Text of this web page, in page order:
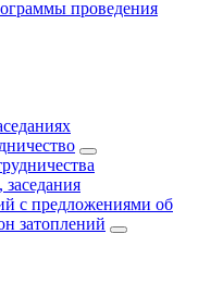
проведения
заседания
с предложениями об
затоплений